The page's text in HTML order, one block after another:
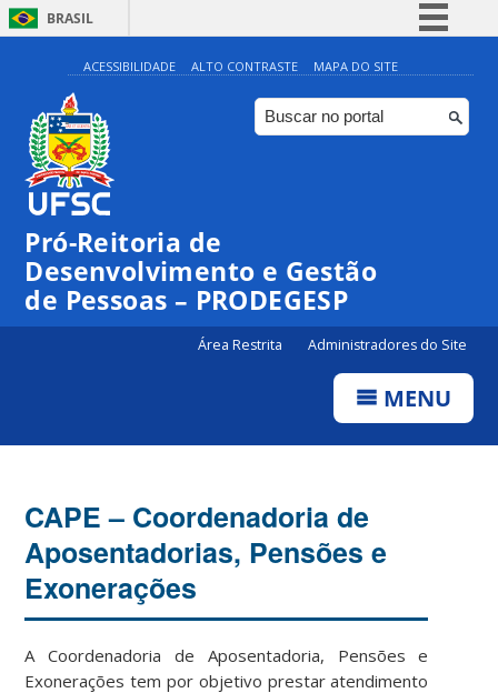
BRASIL
Simplifique!
Comunica BR
Participe
ACESSIBILIDADE ALTO CONTRASTE MAPA DO SITE
Pró-Reitoria de
Desenvolvimento e Gestão
de Pessoas – PRODEGESP
Área Restrita Administradores do Site
MENU
CAPE – Coordenadoria de
Aposentadorias, Pensões e
Exonerações
A Coordenadoria de Aposentadoria, Pensões e
Exonerações tem por objetivo prestar atendimento